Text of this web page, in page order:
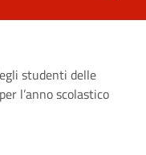
studenti delle
l’anno scolastico